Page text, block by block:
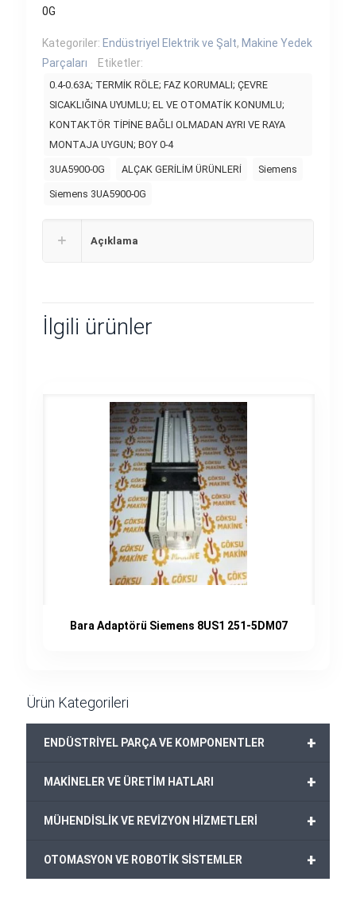
0G
Kategoriler: Endüstriyel Elektrik ve Şalt, Makine Yedek
Parçaları
Etiketler:
0.4-0.63A; TERMİK RÖLE; FAZ KORUMALI; ÇEVRE
SICAKLIĞINA UYUMLU; EL VE OTOMATİK KONUMLU;
KONTAKTÖR TİPİNE BAĞLI OLMADAN AYRI VE RAYA
MONTAJA UYGUN; BOY 0-4
3UA5900-0G ALÇAK GERİLİM ÜRÜNLERİ Siemens
Siemens 3UA5900-0G
Açıklama
İlgili ürünler
Bara Adaptörü Siemens 8US1 251-5DM07
Ürün Kategorileri
+
ENDÜSTRİYEL PARÇA VE KOMPONENTLER
+
MAKİNELER VE ÜRETİM HATLARI
+
MÜHENDİSLİK VE REVİZYON HİZMETLERİ
+
OTOMASYON VE ROBOTİK SİSTEMLER